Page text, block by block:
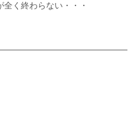
く終わらない・・・